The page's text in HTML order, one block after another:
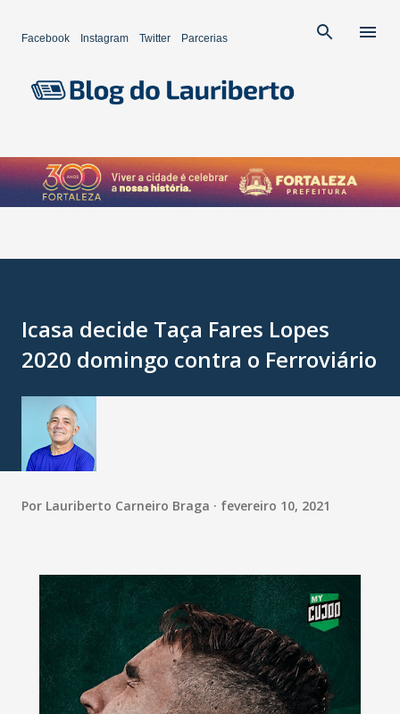
Facebook Instagram Twitter Parcerias
Icasa decide Taça Fares Lopes
2020 domingo contra o Ferroviário
Por Lauriberto Carneiro Braga fevereiro 10, 2021